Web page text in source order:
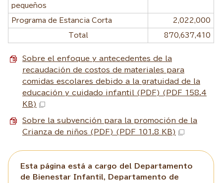
pequeños
Programa de Estancia Corta 2,022,000
Total 870,637,410
Sobre el enfoque y antecedentes de la
recaudación de costos de materiales para
comidas escolares debido a la gratuidad de la
educación y cuidado infantil (PDF) (PDF 158.4
KB)
Sobre la subvención para la promoción de la
Crianza de niños (PDF) (PDF 101.8 KB)
Esta página está a cargo del Departamento
de Bienestar Infantil, Departamento de